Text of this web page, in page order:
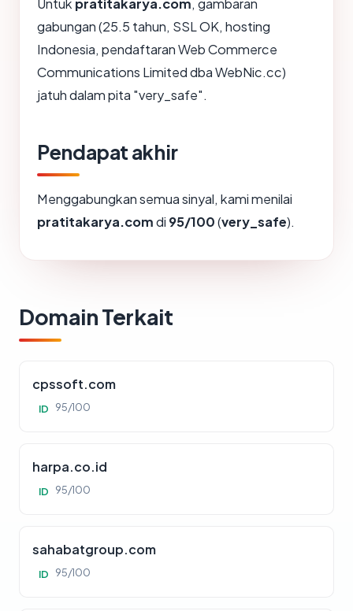
Untuk pratitakarya.com, gambaran
gabungan (25.5 tahun, SSL OK, hosting
Indonesia, pendaftaran Web Commerce
Communications Limited dba WebNic.cc)
jatuh dalam pita "very_safe".
Pendapat akhir
Menggabungkan semua sinyal, kami menilai
pratitakarya.comdi 95/100(very_safe).
Domain Terkait
cpssoft.com
ID 95/100
harpa.co.id
ID 95/100
sahabatgroup.com
ID 95/100